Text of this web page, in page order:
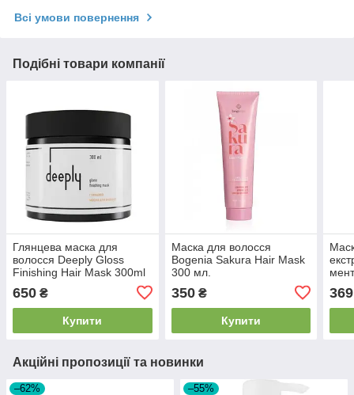
Всі умови повернення
Подібні товари компанії
Глянцева маска для
волосся Deeply Gloss
Finishing Hair Mask 300ml
650 ₴
Купити
Маска для волосся
Bogenia Sakura Hair Mask
300 мл.
350₴
Купити
369
Акційні пропозиції та новинки
–62% –55%